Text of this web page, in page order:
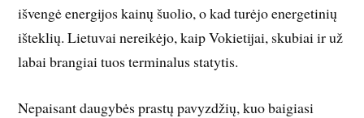
išvengė energijos kainų šuolio, o kad turėjo energetinių
išteklių. Lietuvai nereikėjo, kaip Vokietijai, skubiai ir už
labai brangiai tuos terminalus statytis.
Nepaisant daugybės prastų pavyzdžių, kuo baigiasi